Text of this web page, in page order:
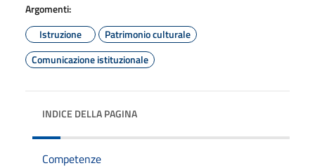
Argomenti:
Istruzione
Patrimonio culturale
Comunicazione istituzionale
INDICE DELLA PAGINA
Competenze